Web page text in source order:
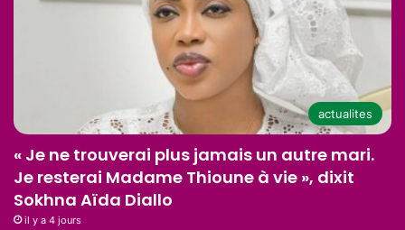
actualites
« Je ne trouverai plus jamais un autre mari.
Je resterai Madame Thioune à vie », dixit
Sokhna Aïda Diallo
il y a 4 jours